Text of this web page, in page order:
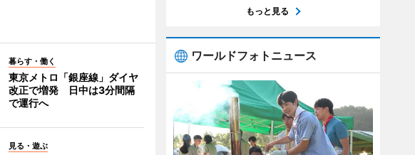
暮らす・働く
東京メトロ「銀座線」ダイヤ
改正で増発 日中は3分間隔
で運行へ
見る・遊ぶ
もっと見る
ワールドフォトニュース